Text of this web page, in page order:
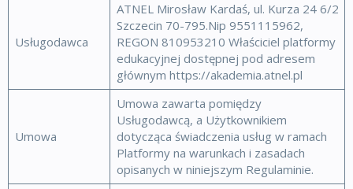
Usługodawca
ATNEL Mirosław Kardaś, ul. Kurza 24 6/2
Szczecin 70-795.Nip 9551115962,
REGON 810953210 Właściciel platformy
edukacyjnej dostępnej pod adresem
głównym https://akademia.atnel.pl
Umowa
Umowa zawarta pomiędzy
Usługodawcą, a Użytkownikiem
dotycząca świadczenia usług w ramach
Platformy na warunkach i zasadach
opisanych w niniejszym Regulaminie.